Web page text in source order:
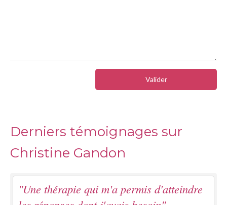
Valider
Derniers témoignages sur
Christine Gandon
"Une thérapie qui m'a permis d'atteindre